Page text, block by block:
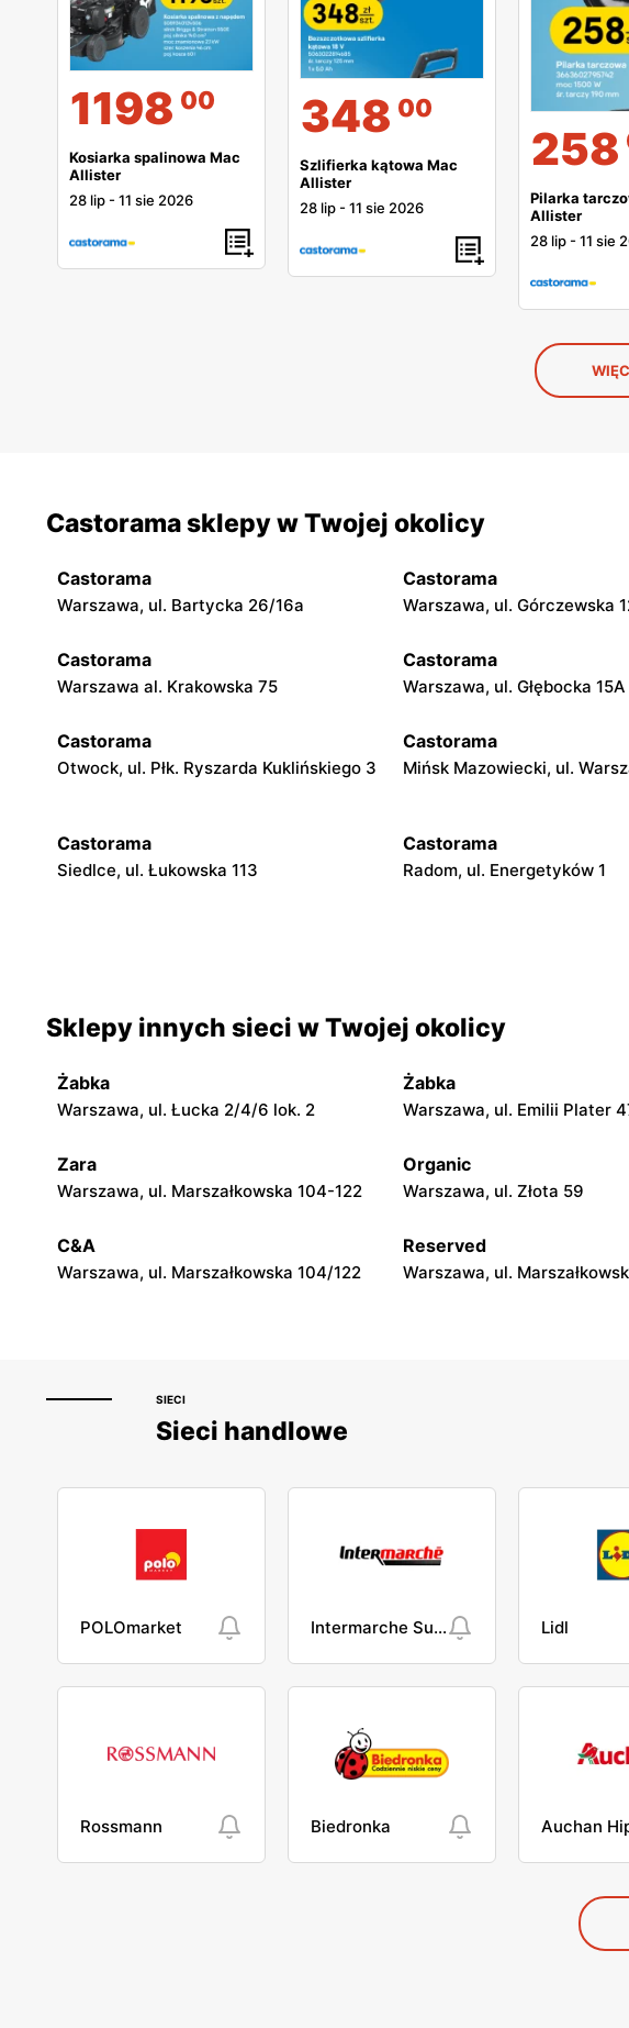
1198 00
Kosiarka spalinowa Mac
Allister
28 lip -11 sie 2026
348 00
Szlifierka kątowa Mac
Allister
28 lip -11 sie 2026
258
Pilarka
Allister
28 lip -11 sie
Castorama sklepy w Twojej okolicy
Castorama
Warszawa, ul. Bartycka 26/16a
Castorama
Warszawa, ul. Górczewska
Castorama
Warszawa al. Krakowska 75
Castorama
Warszawa, ul. Głębocka 15A
Castorama
Otwock, ul. Płk. Ryszarda Kuklińskiego 3
Castorama
Mińsk Mazowiecki, ul.
Castorama
Siedlce, ul. Łukowska 113
Castorama
Radom, ul. Energetyków 1
Castorama
Józefa Piłsudskiego 2
Castorama
Kielce, ul. Wrzosowa 42 Radomsko, ul.
Toruń, ul. Żwirki i Wigury 88 Toruń, ul. szosa Bydgoska
Sklepy innych sieci w Twojej okolicy
Żabka
Warszawa, ul. Łucka 2/4/6 lok. 2
Żabka
Warszawa, ul. Emilii Plater
Zara
Warszawa, ul. Marszałkowska 104-122
Organic
Warszawa, ul. Złota 59
C&A
Warszawa, ul. Marszałkowska 104/122
Reserved
Warszawa, ul.
SIECI
Sieci handlowe
POLOmarket Intermarche Super Lidl
Rossmann Biedronka